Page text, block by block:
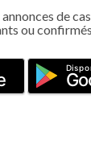
de
ou confirmés